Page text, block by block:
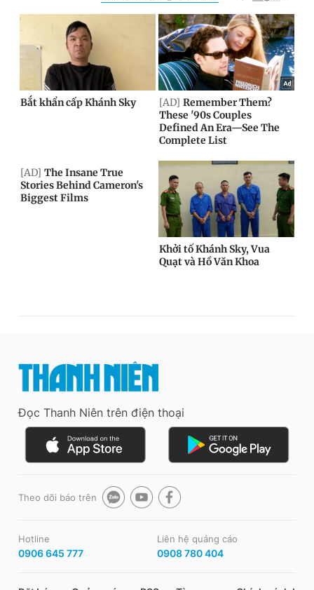
Đọc Thanh Niên trên điện thoại
Theo dõi báo trên
Hotline
0906 645 777
Liên hệ quảng cáo
0908 780 404